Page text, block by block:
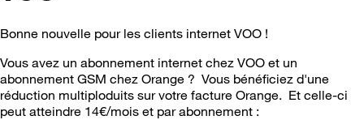
Bonne nouvelle pour les clients internet VOO !
Vous avez un abonnement internet chez VOO et un
abonnement GSM chez Orange ? Vous bénéficiez d'une
réduction multiploduits sur votre facture Orange. Et celle-ci
peut atteindre 14€/mois et par abonnement :